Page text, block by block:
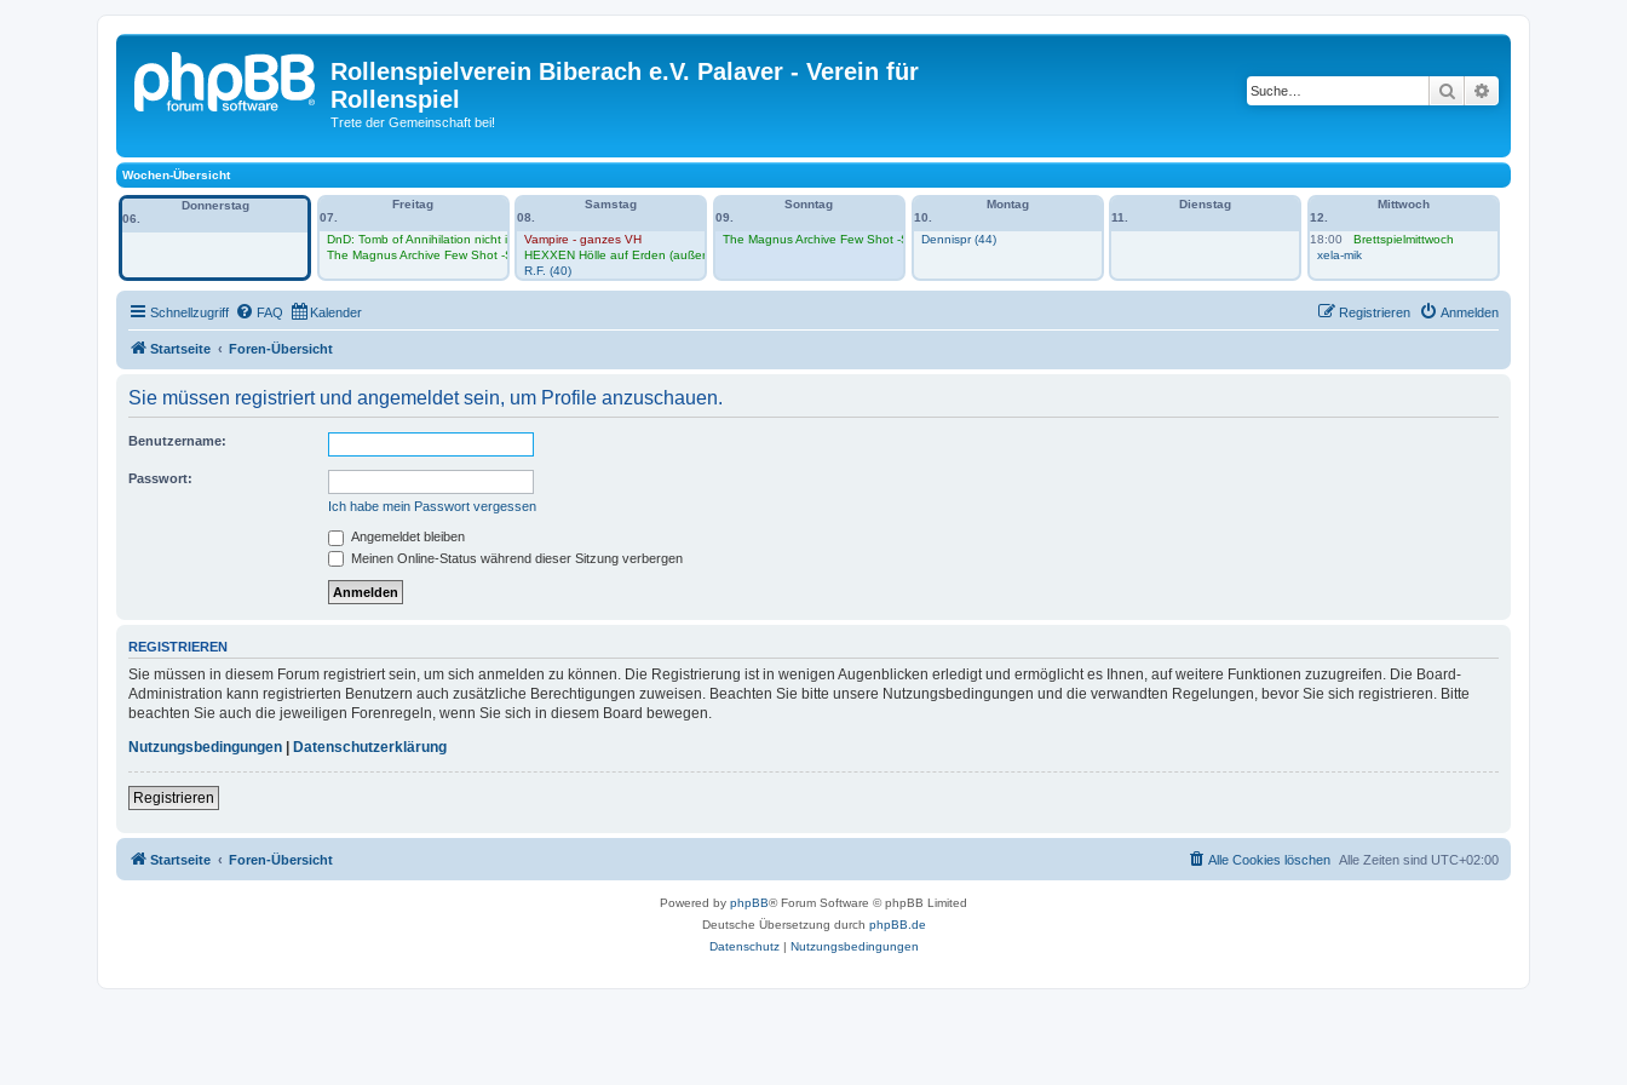
Rollenspielverein Biberach e.V. Palaver - Verein für
Rollenspiel
Trete der Gemeinschaft bei!
Suche
Wochen-Übersicht
Donnerstag
06.
Freitag
07.
DnD: Tomb of Annihilation nicht im Vh
The Magnus Archive Few Shot -Session Zero im VH
Samstag
08.
Vampire - ganzes VH
HEXXEN Hölle auf Erden (außerhalb VH)
R.F. (40)
Sonntag
09.
The Magnus Archive Few Shot -Session 1 im VH
Montag
10.
Dennispr (44)
Dienstag
11.
Mittwoch
12.
18:00
Brettspielmittwoch
xela-mik
Schnellzugriff FAQ Kalender Anmelden
Registrieren
Startseite Foren-Übersicht
Sie müssen registriert und angemeldet sein, um Profile anzuschauen.
Benutzername:
Passwort:
Ich habe mein Passwort vergessen
Angemeldet bleiben
Meinen Online-Status während dieser Sitzung verbergen
REGISTRIEREN
Sie müssen in diesem Forum registriert sein, um sich anmelden zu können. Die Registrierung ist in wenigen Augenblicken erledigt und ermöglicht es Ihnen, auf weitere Funktionen zuzugreifen. Die Board-
Administration kann registrierten Benutzern auch zusätzliche Berechtigungen zuweisen. Beachten Sie bitte unsere Nutzungsbedingungen und die verwandten Regelungen, bevor Sie sich registrieren. Bitte
beachten Sie auch die jeweiligen Forenregeln, wenn Sie sich in diesem Board bewegen.
Nutzungsbedingungen | Datenschutzerklärung
Registrieren
Startseite Foren-Übersicht Alle Zeiten sind UTC+02:00
Alle Cookies löschen
Powered by phpBB® Forum Software © phpBB Limited
Deutsche Übersetzung durch phpBB.de
Datenschutz| Nutzungsbedingungen